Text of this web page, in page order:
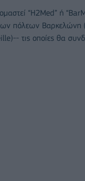
“H2Med” ή
πόλεων Βαρκελώνη
τις οποίες θα